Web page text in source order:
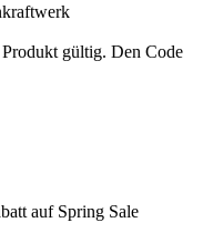
gültig. Den Code
auf Spring Sale